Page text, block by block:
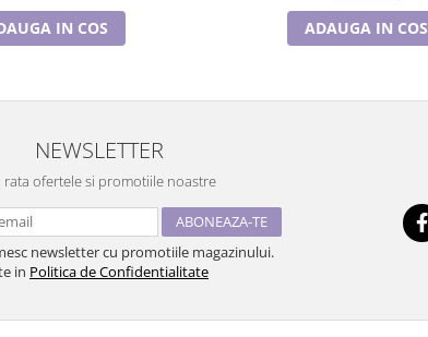
IN COS ADAUGA IN COS
NEWSLETTER
rata ofertele si promotiile noastre
newsletter cu promotiile magazinului.
in Politica de Confidentialitate